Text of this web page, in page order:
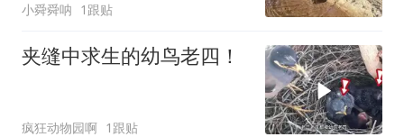
小舜舜呐 1跟贴
夹缝中求生的幼鸟老四！
疯狂动物园啊 1跟贴